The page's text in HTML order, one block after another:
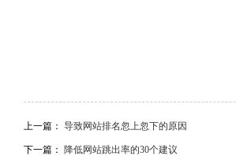
上一篇： 导致网站排名忽上忽下的原因
下一篇： 降低网站跳出率的30个建议